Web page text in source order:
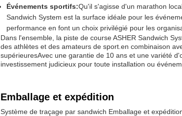
Événements sportifs:Qu'il s'agisse d'un marathon
Sandwich System est la surface idéale pour les
performance en font un choix privilégié pour les
Dans l'ensemble, la piste de course ASHER Sandwich
des athlètes et des amateurs de sport.en combinaison
supérieuresAvec une garantie de 10 ans et une variété
investissement judicieux pour toute installation ou
Emballage et expédition
Système de traçage par sandwich Emballage et